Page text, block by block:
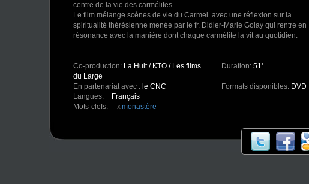
centre de la vie des carmélites.
Le film mélange scènes de vie du Carmel avec une réflexion sur la
spiritualité thérésienne menée par le fr. Didier-Marie Golay qui rentre en
résonance avec la manière dont chaque carmélite la vit au quotidien.
Co-production: La Huit / KTO / Les films
du Large
En partenariat avec : le CNC
Duration: 51'
Formats disponibles: DVD
Langues:
Français
Mots-clefs:
monastère